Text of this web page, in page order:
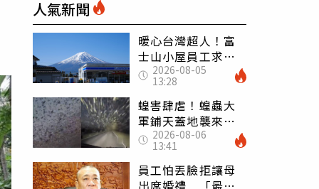
人氣新聞
暖心台灣超人！富
士山小屋員工求助
「想活下去」 山
友狂背物資上山：
台灣真的是寶島
2026-08-05
13:28
蝗害肆虐！蝗蟲大
軍鋪天蓋地襲來宛
如末日 網驚：聖
經十災
2026-08-06
13:41
員工怕丟臉拒讓母
出席婚禮 「最愛